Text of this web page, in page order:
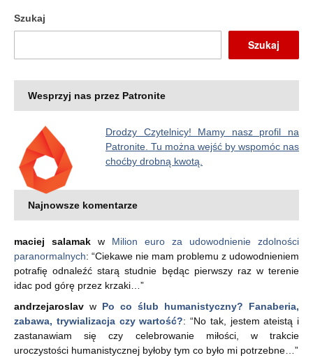
Szukaj
Szukaj
Wesprzyj nas przez Patronite
Drodzy Czytelnicy! Mamy nasz profil na
Patronite. Tu można wejść by wspomóc nas
choćby drobną kwotą.
Najnowsze komentarze
maciej salamak w Milion euro za udowodnienie zdolności
paranormalnych: “Ciekawe nie mam problemu z udowodnieniem
potrafię odnaleźć starą studnie będąc pierwszy raz w terenie
idac pod górę przez krzaki… ”
andrzejaroslav w Po co ślub humanistyczny? Fanaberia,
zabawa, trywializacja czy wartość?: “No tak, jestem ateistą i
zastanawiam się czy celebrowanie miłości, w trakcie
uroczystości humanistycznej byłoby tym co było mi potrzebne…”